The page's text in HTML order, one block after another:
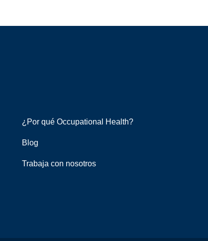
¿Por qué Occupational Health?
Blog
Trabaja con nosotros